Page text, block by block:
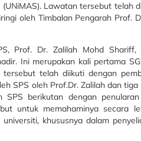
Lawatan tersebut telah
oleh Timbalan Pengarah Prof.
Prof. Dr. Zalilah Mohd Shariff,
Ini merupakan kali pertama
telah diikuti dengan
SPS oleh Prof.Dr. Zalilah dan
berikutan dengan
untuk memahaminya secara
khususnya dalam